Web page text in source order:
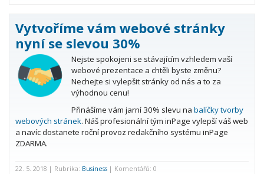
Vytvoříme vám webové stránky
nyní se slevou 30%
Nejste spokojeni se stávajícím vzhledem vaší
webové prezentace a chtěli byste změnu?
Nechejte si vylepšit stránky od nás a to za
výhodnou cenu!
Přinášíme vám jarní 30% slevu na balíčky tvorby
webových stránek. Náš profesionální tým inPage vylepší váš web
a navíc dostanete roční provoz redakčního systému inPage
ZDARMA.
22. 5. 2018 | Rubrika: Business | Komentářů: 0